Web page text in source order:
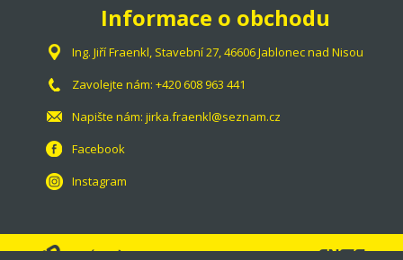
Informace o obchodu
Ing. Jiří Fraenkl, Stavební 27, 46606 Jablonec nad Nisou
Zavolejte nám: +420 608 963 441
Napište nám: jirka.fraenkl@seznam.cz
Facebook
Instagram